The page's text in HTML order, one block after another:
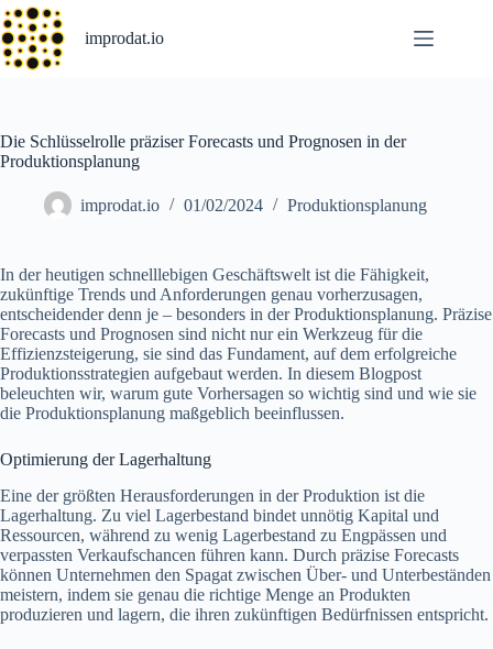
Skip
to
content
improdat.io
Die Schlüsselrolle präziser Forecasts und Prognosen in der
Produktionsplanung
improdat.io 01/02/2024 Produktionsplanung
In der heutigen schnelllebigen Geschäftswelt ist die Fähigkeit,
zukünftige Trends und Anforderungen genau vorherzusagen,
entscheidender denn je – besonders in der Produktionsplanung. Präzise
Forecasts und Prognosen sind nicht nur ein Werkzeug für die
Effizienzsteigerung, sie sind das Fundament, auf dem erfolgreiche
Produktionsstrategien aufgebaut werden. In diesem Blogpost
beleuchten wir, warum gute Vorhersagen so wichtig sind und wie sie
die Produktionsplanung maßgeblich beeinflussen.
Optimierung der Lagerhaltung
Eine der größten Herausforderungen in der Produktion ist die
Lagerhaltung. Zu viel Lagerbestand bindet unnötig Kapital und
Ressourcen, während zu wenig Lagerbestand zu Engpässen und
verpassten Verkaufschancen führen kann. Durch präzise Forecasts
können Unternehmen den Spagat zwischen Über- und Unterbeständen
meistern, indem sie genau die richtige Menge an Produkten
produzieren und lagern, die ihren zukünftigen Bedürfnissen entspricht.